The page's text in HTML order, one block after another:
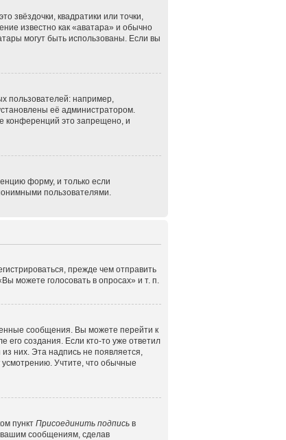
звёздочки, квадратики или точки,
известно как «аватара» и обычно
могут быть использованы. Если вы
пользователей: например,
её администратором.
конференций это запрещено, и
форму, и только если
пользователями.
прежде чем отправить
можете голосовать в опросах» и т. п.
сообщения. Вы можете перейти к
его создания. Если кто-то уже ответил
них. Эта надпись не появляется,
Учтите, что обычные
пункт Присоединить подпись в
сообщениям, сделав